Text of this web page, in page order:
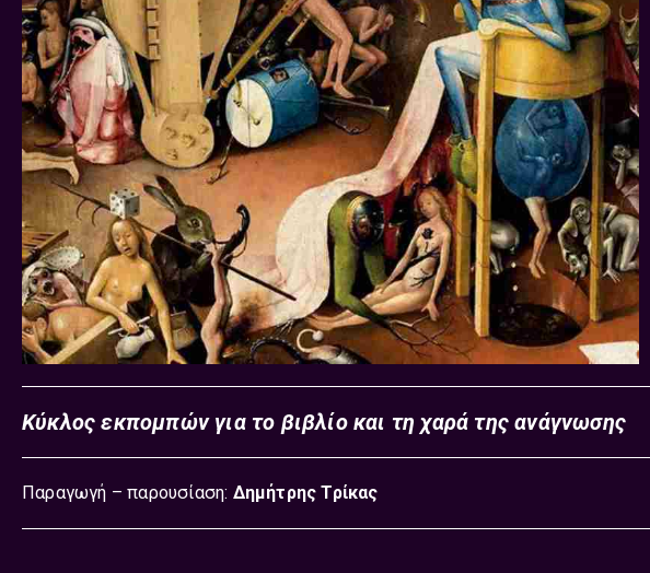
Κύκλος εκπομπών για το βιβλίο και τη χαρά της ανάγνωσης
Παραγωγή – παρουσίαση: Δημήτρης Τρίκας